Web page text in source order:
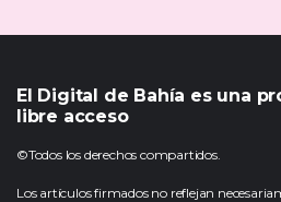
El Digital de Bahía es una
libre acceso
©Todos los derechos compartidos.
Los artículos firmados no reflejan